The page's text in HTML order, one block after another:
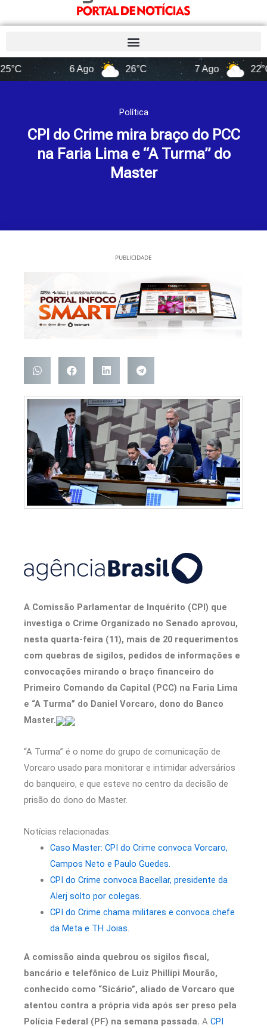
6 Ago 26°C 7 Ago 22°C
Política
CPI do Crime mira braço do PCC
na Faria Lima e “A Turma” do
Master
PUBLICIDADE
A Comissão Parlamentar de Inquérito (CPI) que
investiga o Crime Organizado no Senado aprovou,
nesta quarta-feira (11), mais de 20 requerimentos
com quebras de sigilos, pedidos de informações e
convocações mirando o braço financeiro do
Primeiro Comando da Capital (PCC) na Faria Lima
e “A Turma” do Daniel Vorcaro, dono do Banco
Master.
“A Turma” é o nome do grupo de comunicação de
Vorcaro usado para monitorar e intimidar adversários
do banqueiro, e que esteve no centro da decisão de
prisão do dono do Master.
Notícias relacionadas:
Caso Master: CPI do Crime convoca Vorcaro,
Campos Neto e Paulo Guedes.
CPI do Crime convoca Bacellar, presidente da
Alerj solto por colegas.
CPI do Crime chama militares e convoca chefe
da Meta e TH Joias.
A comissão ainda quebrou os sigilos fiscal,
bancário e telefônico de Luiz Phillipi Mourão,
conhecido como “Sicário”, aliado de Vorcaro que
atentou contra a própria vida após ser preso pela
Polícia Federal (PF) na semana passada. A CPI